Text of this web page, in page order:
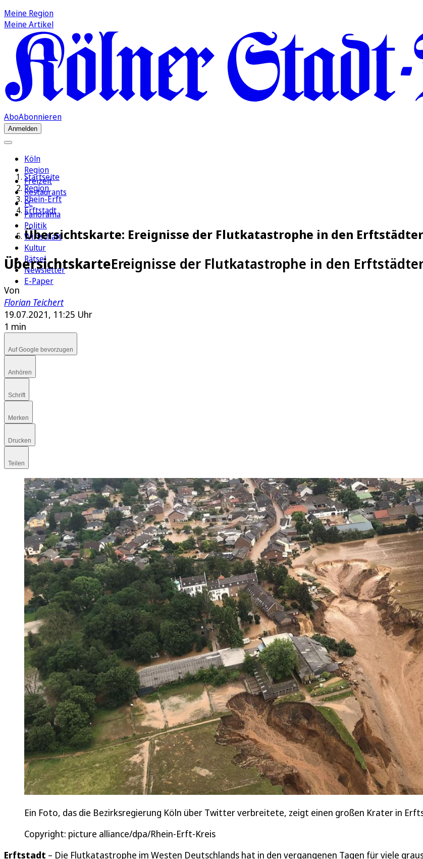
Meine Region
Meine Artikel
AboAbonnieren
Anmelden
Köln
Region
Freizeit
Restaurants
FC
Panorama
Politik
Wirtschaft
Kultur
Rätsel
Newsletter
E-Paper
Startseite
Region
Rhein-Erft
Erftstadt
Übersichtskarte: Ereignisse der Flutkatastrophe in den
ÜbersichtskarteEreignisse der Flutkatastrophe in den
Von
Florian Teichert
19.07.2021, 11:25 Uhr
1 min
Auf Google bevorzugen
Anhören
Schrift
Merken
Drucken
Teilen
Ein Foto, das die Bezirksregierung Köln über Twitter verbreitete, zeigt einen großen Krater in
Copyright: picture alliance/dpa/Rhein-Erft-Kreis
Erftstadt – Die Flutkatastrophe im Westen Deutschlands hat in den vergangenen Tagen für viele